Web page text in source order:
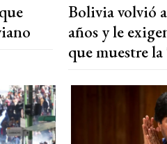
Bolivia volvió
años y le
que muestre